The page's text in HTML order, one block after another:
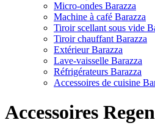
Micro-ondes Barazza
Machine à café Barazza
Tiroir scellant sous vide
Tiroir chauffant Barazza
Extérieur Barazza
Lave-vaisselle Barazza
Réfrigérateurs Barazza
Accessoires de cuisine
Accessoires